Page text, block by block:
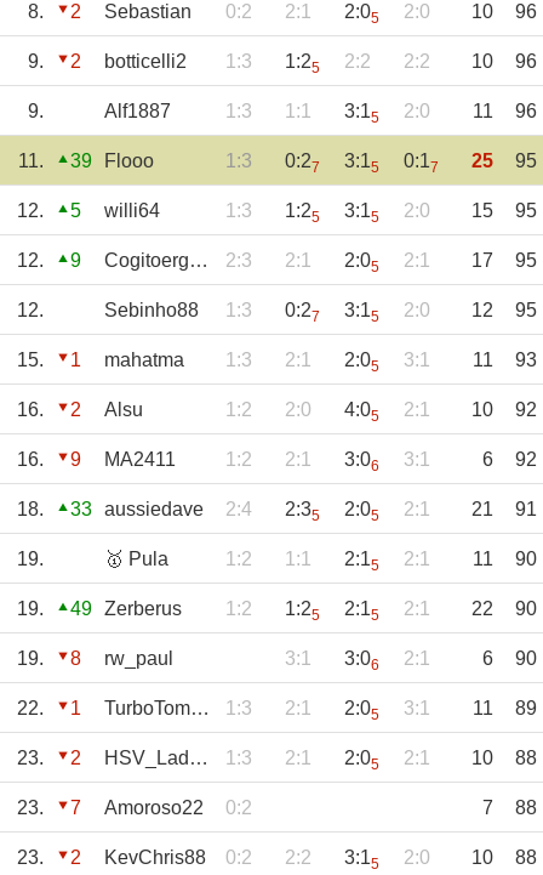
8. 2 Sebastian 0:2 2:1 2:05 2:0 10 96
9. 2 botticelli2 1:3 1:25 2:2 2:2 10 96
9. Alf1887 1:3 1:1 3:15 2:0 11 96
11. 39 Flooo 1:3 0:27 3:15 0:17 25 95
12. 5 willi64 1:3 1:25 3:15 2:0 15 95
12. 9 Cogitoergosum 2:3 2:1 2:05 2:1 17 95
12. Sebinho88 1:3 0:27 3:15 2:0 12 95
15. 1 mahatma 1:3 2:1 2:05 3:1 11 93
16. 2 Alsu 1:2 2:0 4:05 2:1 10 92
16. 9 MA2411 1:2 2:1 3:06 3:1 6 92
18. 33 aussiedave 2:4 2:35 2:05 2:1 21 91
19. 🥇 Pula 1:2 1:1 2:15 2:1 11 90
19. 49 Zerberus 1:2 1:25 2:15 2:1 22 90
19. 8 rw_paul 3:1 3:06 2:1 6 90
22. 1 TurboTommy 1:3 2:1 2:05 3:1 11 89
23. 2 HSV_Lady1952 1:3 2:1 2:05 2:1 10 88
23. 7 Amoroso22 0:2 7 88
23. 2 KevChris88 0:2 2:2 3:15 2:0 10 88